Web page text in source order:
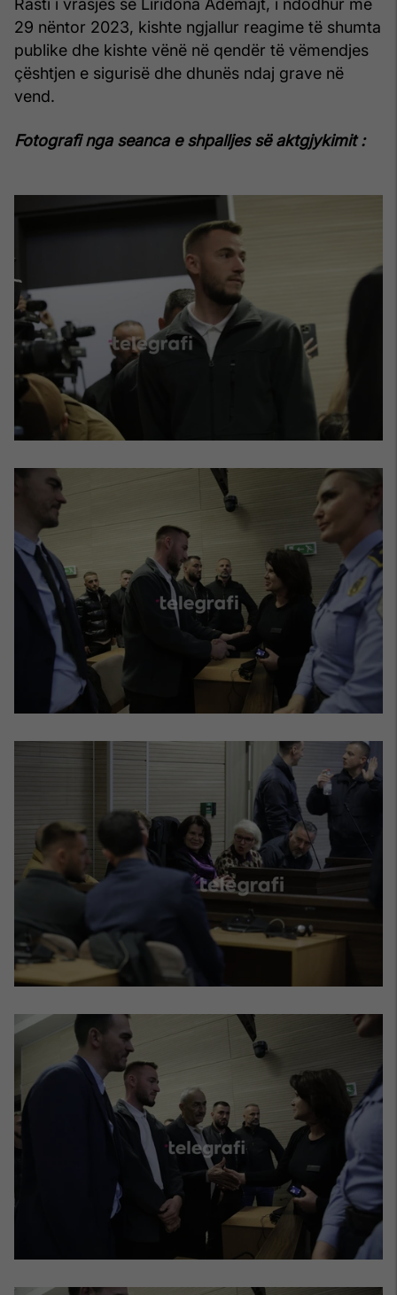
Rasti i vrasjes së Liridona Ademajt, i ndodhur më
29 nëntor 2023, kishte ngjallur reagime të shumta
publike dhe kishte vënë në qendër të vëmendjes
çështjen e sigurisë dhe dhunës ndaj grave në
vend.
Fotografi nga seanca e shpalljes së aktgjykimit :